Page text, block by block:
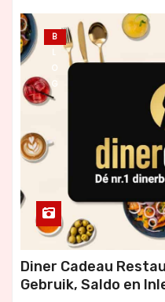
B
L
O
G
Diner Cadeau
Gebruik, Saldo en